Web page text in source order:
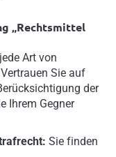
„Rechtsmittel
Art von
Sie auf
der
Ihrem Gegner
Sie finden